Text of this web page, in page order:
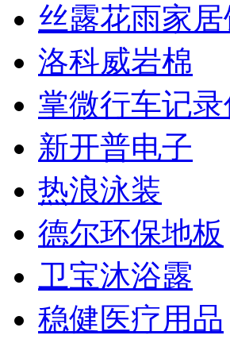
丝露花雨家
洛科威岩棉
掌微行车记录
新开普电子
热浪泳装
德尔环保地板
卫宝沐浴露
稳健医疗用品